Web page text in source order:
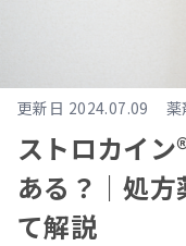
更新日 2024.07.09 薬
ストロカイ
ある？｜処
て解説